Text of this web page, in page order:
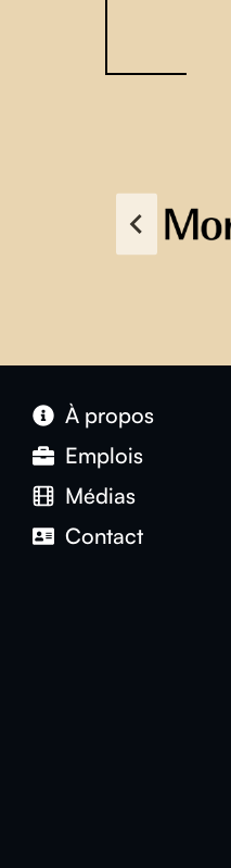
À propos
Emplois
Médias
Contact